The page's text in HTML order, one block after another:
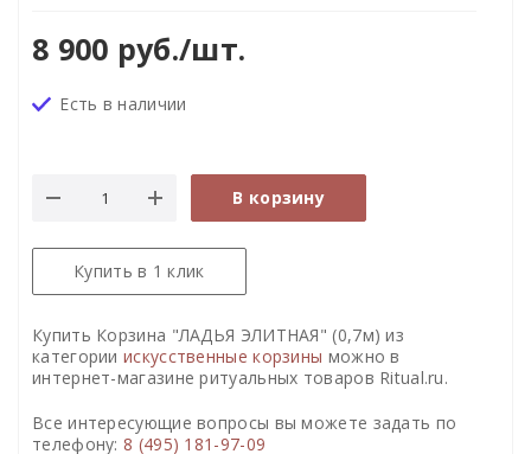
8 900 руб./шт.
Есть в наличии
В корзину
Купить в 1 клик
Купить Корзина "ЛАДЬЯ ЭЛИТНАЯ" (0,7м) из
категорииискусственные корзины можно в
интернет-магазине ритуальных товаров Ritual.ru.
Все интересующие вопросы вы можете задать по
телефону: 8 (495) 181-97-09